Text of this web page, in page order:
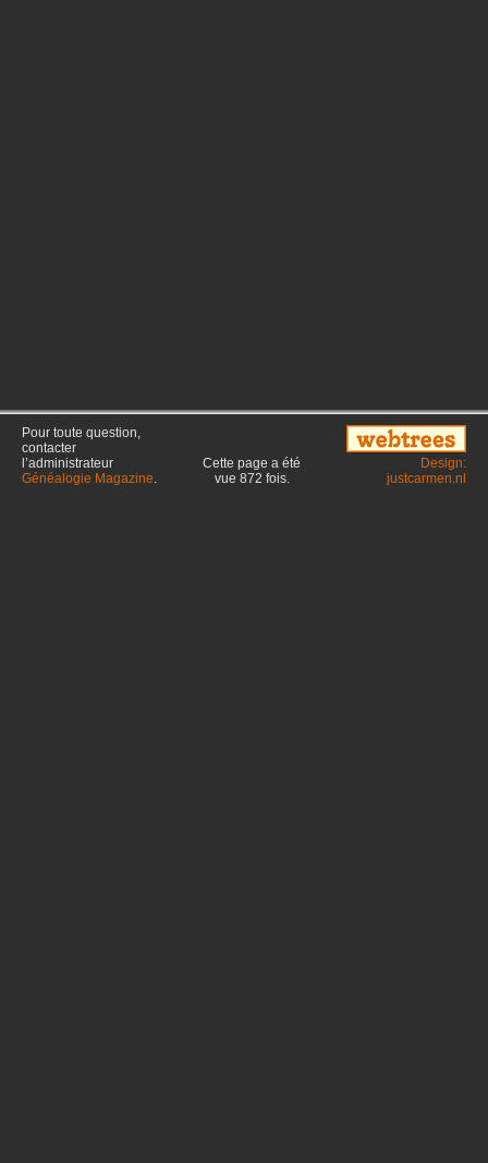
Pour toute question,
contacter
l’administrateur
Généalogie Magazine.
Cette page a été
vue 872 fois.
Design:
justcarmen.nl